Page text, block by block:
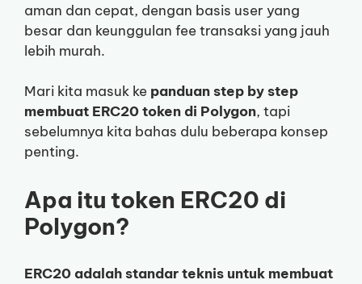
aman dan cepat, dengan basis user yang
besar dan keunggulan fee transaksi yang jauh
lebih murah.
Mari kita masuk ke panduan step by step
membuat ERC20 token di Polygon, tapi
sebelumnya kita bahas dulu beberapa konsep
penting.
Apa itu token ERC20 di
Polygon?
ERC20 adalah standar teknis untuk membuat